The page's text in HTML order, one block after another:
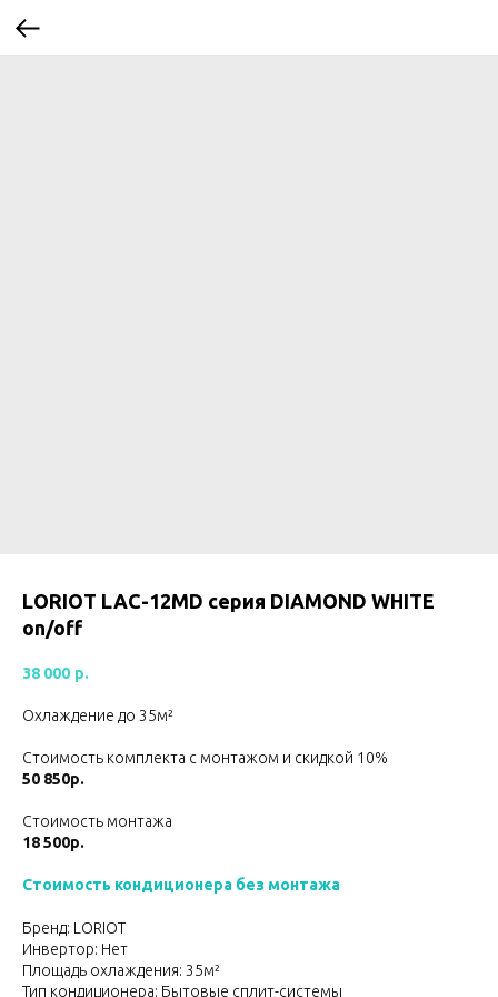
LORIOT LAC-12MD серия DIAMOND WHITE
on/off
38 000 р.
Охлаждение до 35м²
Стоимость комплекта с монтажом и скидкой 10%
50 850р.
Стоимость монтажа
18 500р.
Стоимость кондиционера без монтажа
Бренд: LORIOT
Инвертор: Нет
Площадь охлаждения: 35м²
Тип кондиционера: Бытовые сплит-системы